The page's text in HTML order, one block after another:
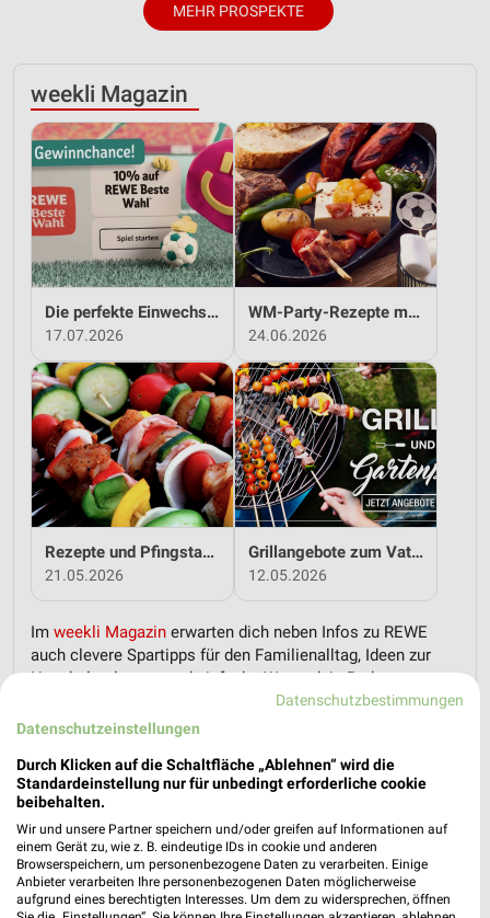
MEHR PROSPEKTE
weekli Magazin
Die perfekte Einwechslung: Dein Fan-Bonus!*
17.07.2026
WM-Party-Rezepte mit REWE!
24.06.2026
Rezepte und Pfingstangebote bei REWE!
21.05.2026
Grillangebote zum Vatertag bei REWE!
12.05.2026
Im weekli Magazin erwarten dich neben Infos zu REWE
auch clevere Spartipps für den Familienalltag, Ideen zur
Haushaltsplanung und einfache Wege, dein Budget
weekli - Prospekte & Angebote App
Alle REWE Angebote immer griffbereit – mit der kostenlosen
Datenschutzbestimmungen
Datenschutzeinstellungen
Durch Klicken auf die Schaltfläche „Ablehnen“ wird die
Standardeinstellung nur für unbedingt erforderliche cookie
beibehalten.
Wir und unsere Partner speichern und/oder greifen auf Informationen auf
einem Gerät zu, wie z. B. eindeutige IDs in cookie und anderen
Browserspeichern, um personenbezogene Daten zu verarbeiten. Einige
Anbieter verarbeiten Ihre personenbezogenen Daten möglicherweise
aufgrund eines berechtigten Interesses. Um dem zu widersprechen, öffnen